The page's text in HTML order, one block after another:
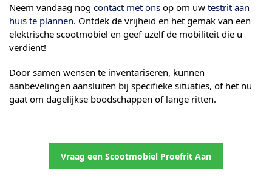
Neem vandaag nog contact met ons op om uw testrit aan
huis te plannen. Ontdek de vrijheid en het gemak van een
elektrische scootmobiel en geef uzelf de mobiliteit die u
verdient!
Door samen wensen te inventariseren, kunnen
aanbevelingen aansluiten bij specifieke situaties, of het nu
gaat om dagelijkse boodschappen of lange ritten.
Vraag een Scootmobiel Proefrit Aan